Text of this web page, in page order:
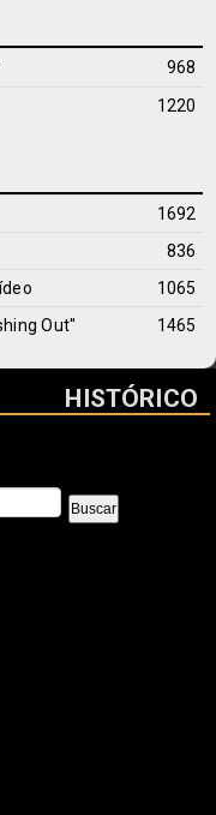
968
1220
1692
836
1065
Out''
1465
HISTÓRICO